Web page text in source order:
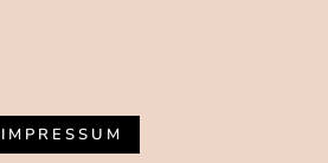
IMPRESSUM